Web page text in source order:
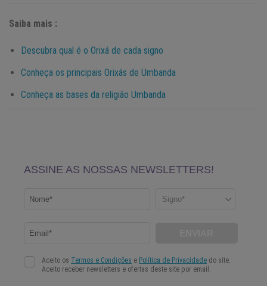
Saiba mais :
Descubra qual é o Orixá de cada signo
Conheça os principais Orixás de Umbanda
Conheça as bases da religião Umbanda